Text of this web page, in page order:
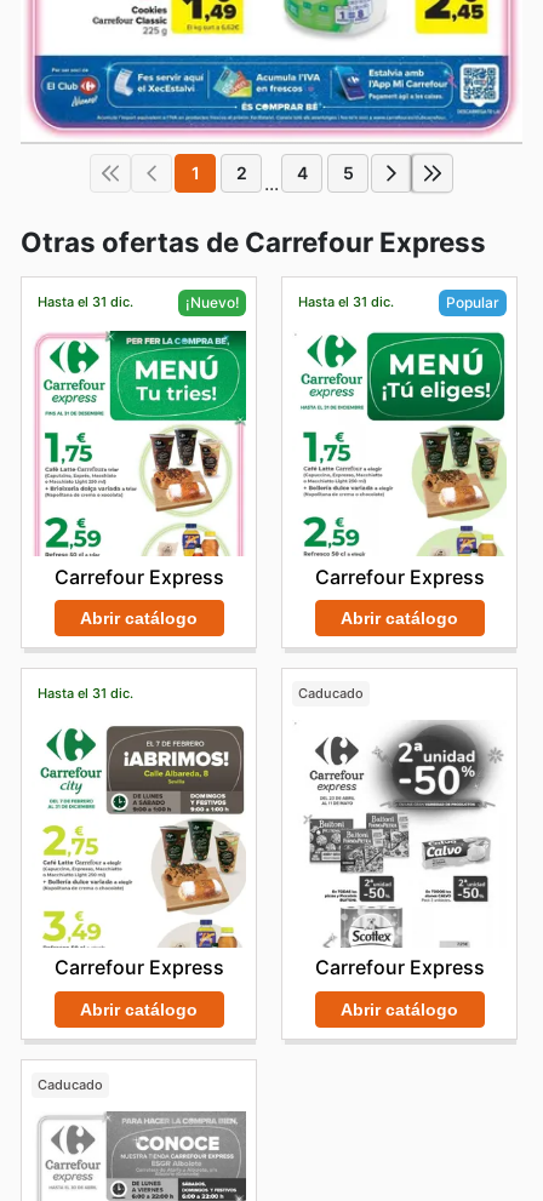
1 2 ... 4 5
Otras ofertas de Carrefour Express
Hasta el 31 dic. ¡Nuevo!
Carrefour Express
Abrir catálogo
Hasta el 31 dic. Popular
Carrefour Express
Abrir catálogo
Hasta el 31 dic.
Carrefour Express
Abrir catálogo
Caducado
Carrefour Express
Abrir catálogo
Caducado